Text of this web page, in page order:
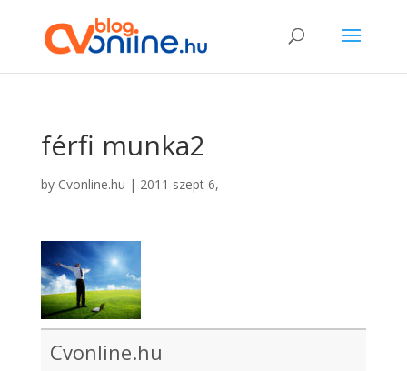
férfi munka2
by Cvonline.hu | 2011 szept 6,
Cvonline.hu